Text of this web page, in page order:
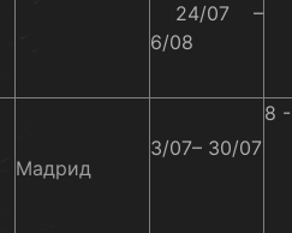
24/07 –
6/08
Мадрид
3/07– 30/07
8